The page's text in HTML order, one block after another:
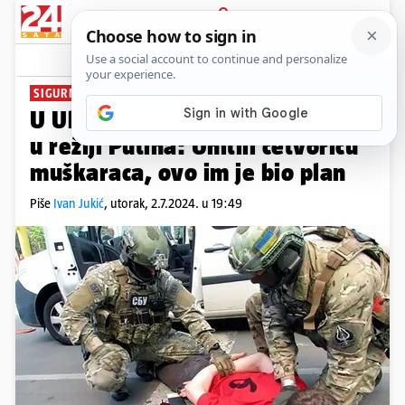
PRIJAVA
News Komentari
SIGURNOSNE SLUŽBE REAGIRALE
U Ukrajini spriječili državni udar
u režiji Putina: Uhitili četvoricu
muškaraca, ovo im je bio plan
Piše Ivan Jukić, utorak, 2.7.2024. u 19:49